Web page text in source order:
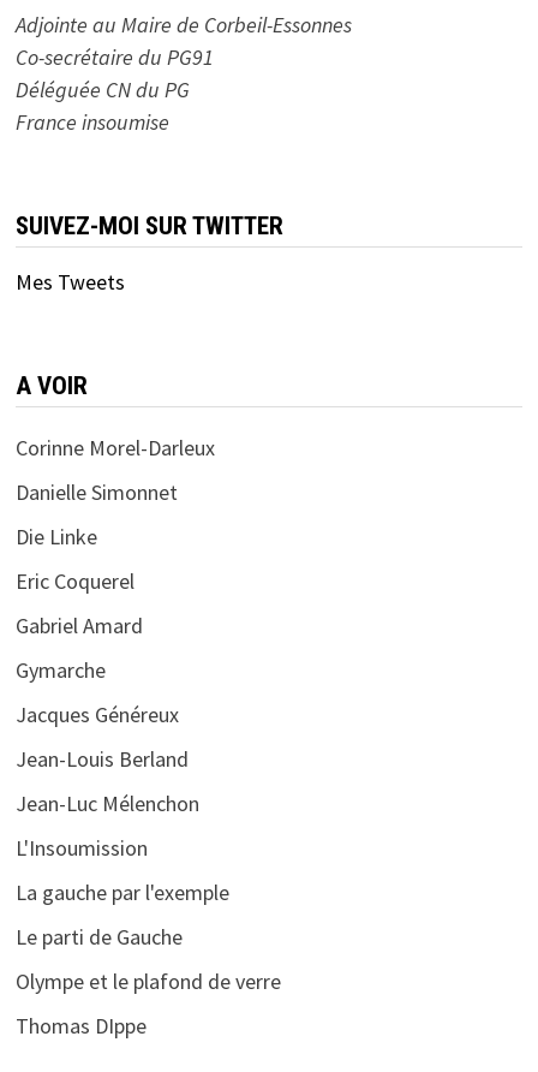
Adjointe au Maire de Corbeil-Essonnes
Co-secrétaire du PG91
Déléguée CN du PG
France insoumise
SUIVEZ-MOI SUR TWITTER
Mes Tweets
A VOIR
Corinne Morel-Darleux
Danielle Simonnet
Die Linke
Eric Coquerel
Gabriel Amard
Gymarche
Jacques Généreux
Jean-Louis Berland
Jean-Luc Mélenchon
L'Insoumission
La gauche par l'exemple
Le parti de Gauche
Olympe et le plafond de verre
Thomas DIppe